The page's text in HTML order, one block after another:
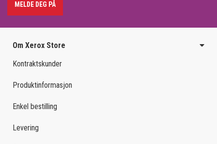
MELDE DEG PÅ
Om Xerox Store
Kontraktskunder
Produktinformasjon
Enkel bestilling
Levering